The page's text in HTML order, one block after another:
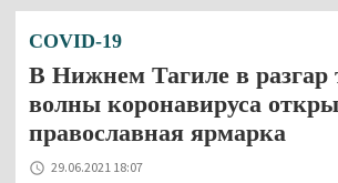
COVID-19
В Нижнем Тагиле в разгар
волны коронавируса
православная ярмарка
29.06.2021 18:07